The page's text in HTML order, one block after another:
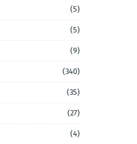
(5)
(5)
(9)
(340)
(35)
(27)
(4)